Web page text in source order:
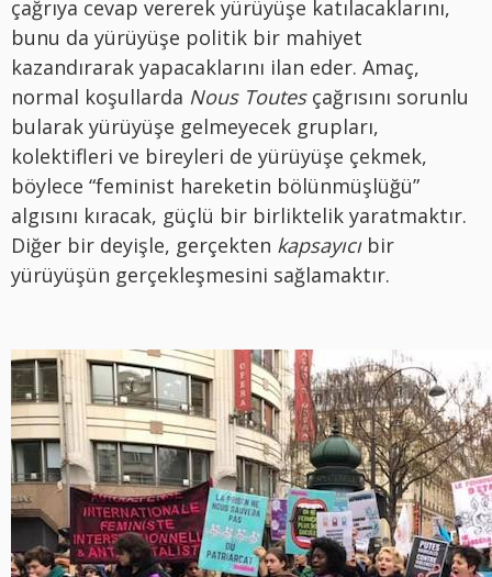
çağrıya cevap vererek yürüyüşe katılacaklarını,
bunu da yürüyüşe politik bir mahiyet
kazandırarak yapacaklarını ilan eder. Amaç,
normal koşullarda Nous Toutesçağrısını sorunlu
bularak yürüyüşe gelmeyecek grupları,
kolektifleri ve bireyleri de yürüyüşe çekmek,
böylece “feminist hareketin bölünmüşlüğü”
algısını kıracak, güçlü bir birliktelik yaratmaktır.
Diğer bir deyişle, gerçekten kapsayıcıbir
yürüyüşün gerçekleşmesini sağlamaktır.